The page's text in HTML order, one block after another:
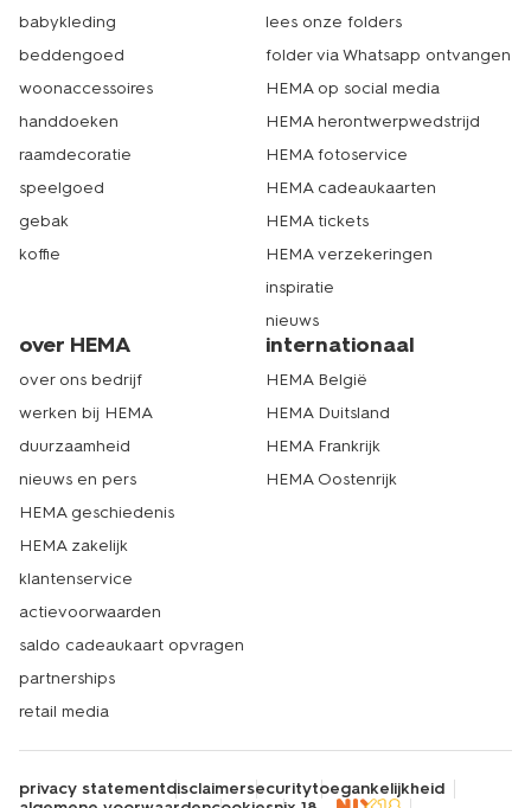
babykleding
beddengoed
woonaccessoires
handdoeken
raamdecoratie
speelgoed
gebak
koffie
lees onze folders
folder via Whatsapp ontvangen
HEMA op social media
HEMA herontwerpwedstrijd
HEMA fotoservice
HEMA cadeaukaarten
HEMA tickets
HEMA verzekeringen
inspiratie
nieuws
over HEMA
over ons bedrijf
werken bij HEMA
duurzaamheid
nieuws en pers
HEMA geschiedenis
HEMA zakelijk
klantenservice
actievoorwaarden
saldo cadeaukaart opvragen
partnerships
retail media
internationaal
HEMA België
HEMA Duitsland
HEMA Frankrijk
HEMA Oostenrijk
privacy statementdisclaimersecuritytoegankelijkheid